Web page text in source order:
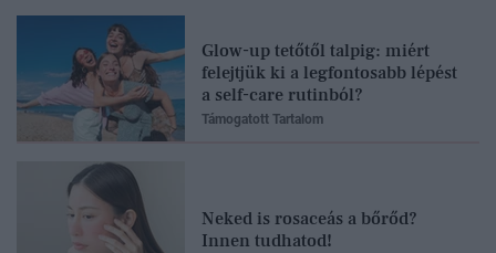
Glow-up tetőtől talpig: miért
felejtjük ki a legfontosabb lépést
a self-care rutinból?
Támogatott Tartalom
Neked is rosaceás a bőrőd?
Innen tudhatod!